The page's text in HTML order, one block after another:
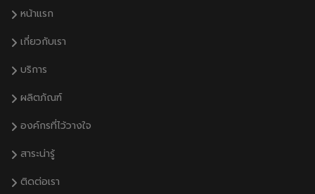
หน้าแรก
เกี่ยวกับเรา
บริการ
ผลิตภัณฑ์
องค์กรที่ไว้วางใจ
สาระน่ารู้
ติดต่อเรา